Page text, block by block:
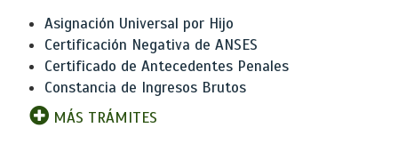
Asignación Universal por Hijo
Certificación Negativa de ANSES
Certificado de Antecedentes Penales
Constancia de Ingresos Brutos
MÁS TRÁMITES